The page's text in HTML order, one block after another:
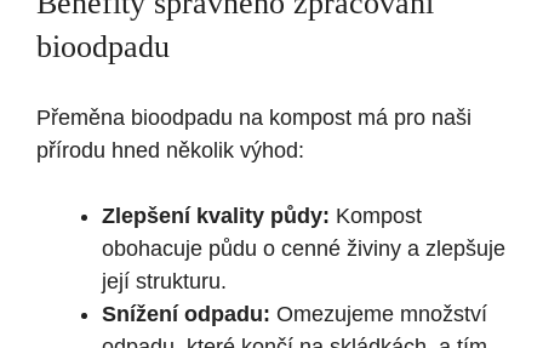
bioodpadu
Přeměna bioodpadu na kompost má pro naši
přírodu hned několik výhod:
Zlepšení kvality půdy: Kompost
obohacuje půdu o cenné živiny a zlepšuje
její strukturu.
Snížení odpadu: Omezujeme množství